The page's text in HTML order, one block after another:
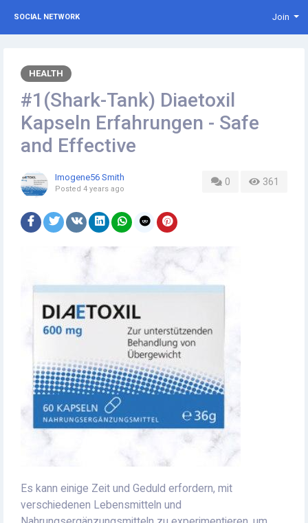
SOCIAL NETWORK Join
HEALTH
#1(Shark-Tank) Diaetoxil
Kapseln Erfahrungen - Safe
and Effective
0 361
Imogene56 Smith
Posted 4 years ago
Es kann einige Zeit und Geduld erfordern, mit
verschiedenen Lebensmitteln und